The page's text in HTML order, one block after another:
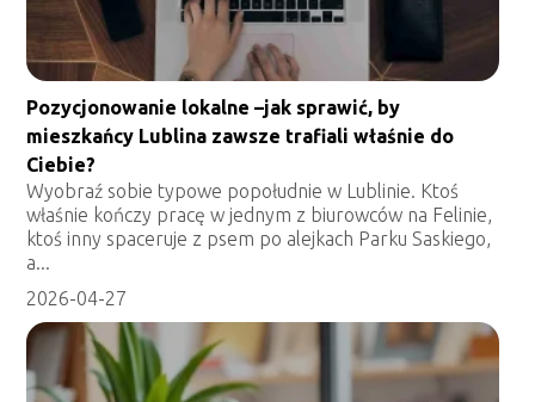
Pozycjonowanie lokalne –jak sprawić, by
mieszkańcy Lublina zawsze trafiali właśnie do
Ciebie?
Wyobraź sobie typowe popołudnie w Lublinie. Ktoś
właśnie kończy pracę w jednym z biurowców na Felinie,
ktoś inny spaceruje z psem po alejkach Parku Saskiego,
a...
2026-04-27